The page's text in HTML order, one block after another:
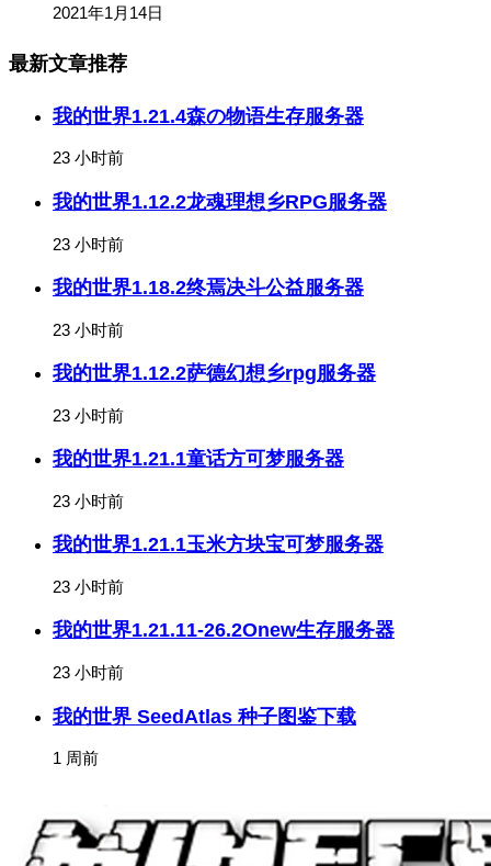
2021年1月14日
最新文章推荐
我的世界1.21.4森の物语生存服务器
23 小时前
我的世界1.12.2龙魂理想乡RPG服务器
23 小时前
我的世界1.18.2终焉决斗公益服务器
23 小时前
我的世界1.12.2萨德幻想乡rpg服务器
23 小时前
我的世界1.21.1童话方可梦服务器
23 小时前
我的世界1.21.1玉米方块宝可梦服务器
23 小时前
我的世界1.21.11-26.2Onew生存服务器
23 小时前
我的世界 SeedAtlas 种子图鉴下载
1 周前